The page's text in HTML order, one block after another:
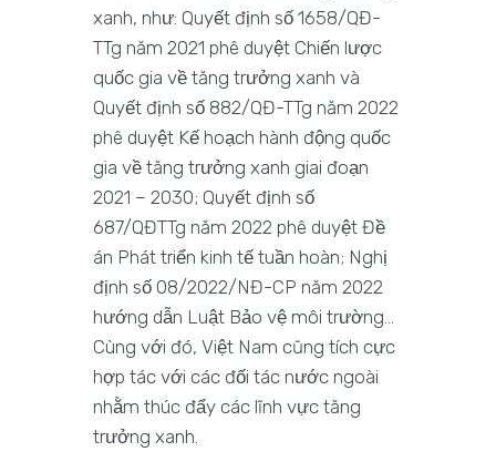
xanh, như: Quyết định số 1658/QĐ-
TTg năm 2021 phê duyệt Chiến lược
quốc gia về tăng trưởng xanh và
Quyết định số 882/QĐ-TTg năm 2022
phê duyệt Kế hoạch hành động quốc
gia về tăng trưởng xanh giai đoạn
2021 – 2030; Quyết định số
687/QĐTTg năm 2022 phê duyệt Đề
án Phát triển kinh tế tuần hoàn; Nghị
định số 08/2022/NĐ-CP năm 2022
hướng dẫn Luật Bảo vệ môi trường…
Cùng với đó, Việt Nam cũng tích cực
hợp tác với các đối tác nước ngoài
nhằm thúc đẩy các lĩnh vực tăng
trưởng xanh.